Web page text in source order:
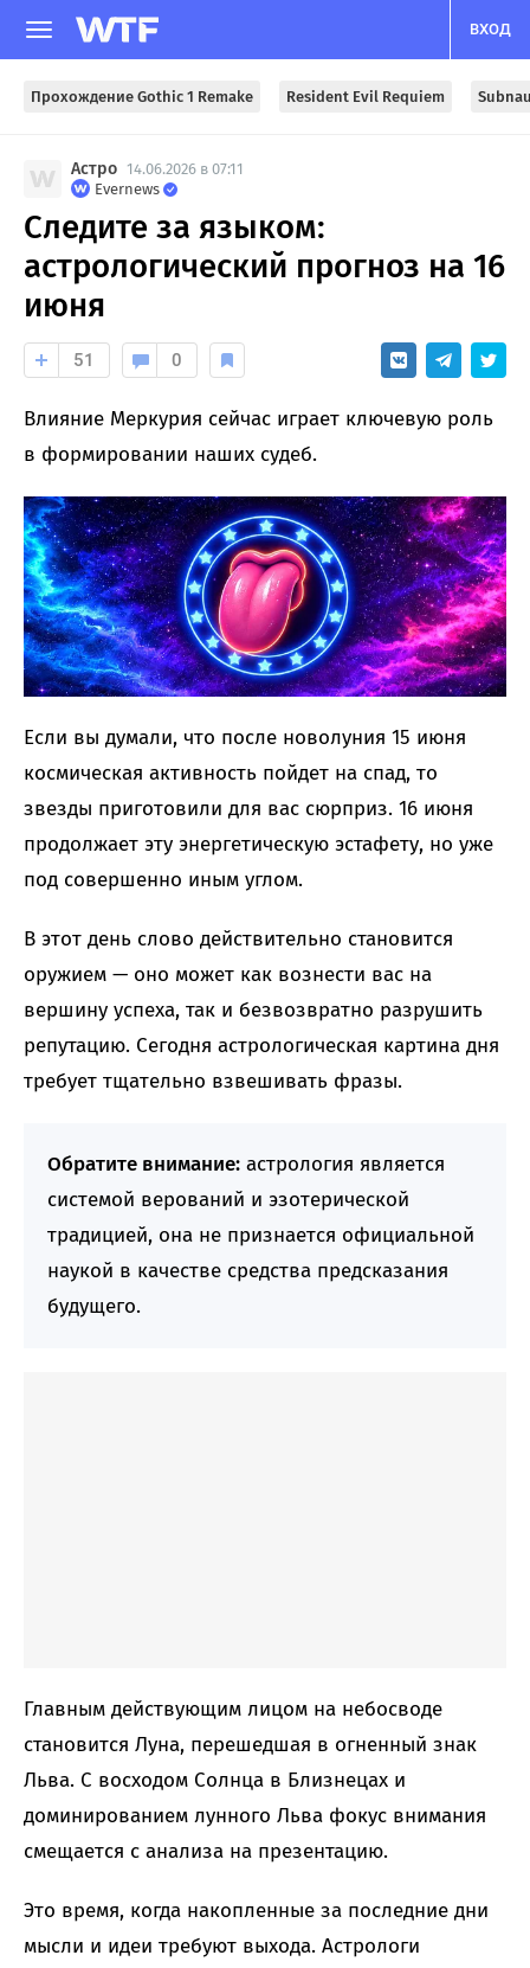
ВХОД
Прохождение Gothic 1 Remake Resident Evil Requiem
Астро 14.06.2026 в 07:11
Evernews
Следите за языком:
астрологический прогноз на 16
июня
51 0
Влияние Меркурия сейчас играет ключевую роль
в формировании наших судеб.
Если вы думали, что после новолуния 15 июня
космическая активность пойдет на спад, то
звезды приготовили для вас сюрприз. 16 июня
продолжает эту энергетическую эстафету, но уже
под совершенно иным углом.
В этот день слово действительно становится
оружием — оно может как вознести вас на
вершину успеха, так и безвозвратно разрушить
репутацию. Сегодня астрологическая картина дня
требует тщательно взвешивать фразы.
Обратите внимание: астрология является
системой верований и эзотерической
традицией, она не признается официальной
наукой в качестве средства предсказания
будущего.
Главным действующим лицом на небосводе
становится Луна, перешедшая в огненный знак
Льва. С восходом Солнца в Близнецах и
доминированием лунного Льва фокус внимания
смещается с анализа на презентацию.
Это время, когда накопленные за последние дни
мысли и идеи требуют выхода. Астрологи